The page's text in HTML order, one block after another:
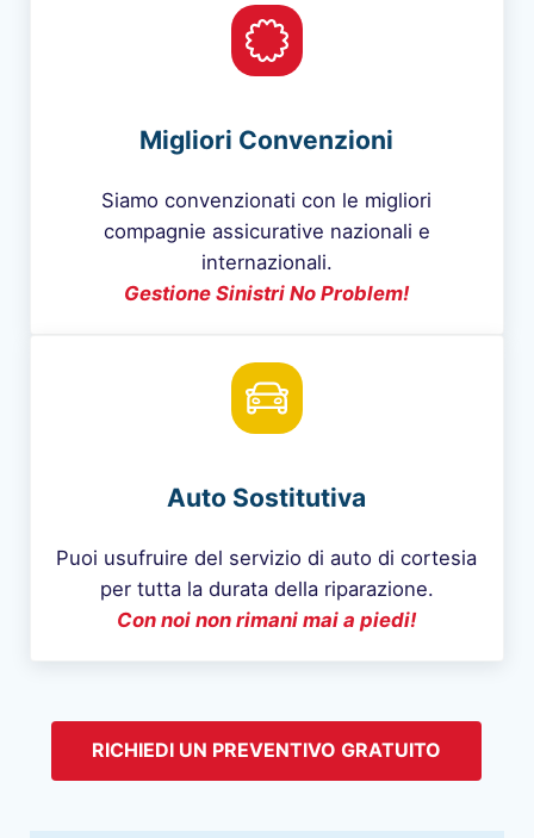
Migliori Convenzioni
Siamo convenzionati con le migliori
compagnie assicurative nazionali e
internazionali.
Gestione Sinistri No Problem!
Auto Sostitutiva
Puoi usufruire del servizio di auto di cortesia
per tutta la durata della riparazione.
Con noi non rimani mai a piedi!
RICHIEDI UN PREVENTIVO GRATUITO